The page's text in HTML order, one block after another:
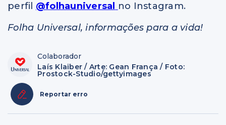
perfil @folhauniversal
no Instagram.
Folha Universal, informações para a vida!
Colaborador
Laís Klaiber / Arte: Gean França / Foto:
Prostock-Studio/gettyimages
Reportar erro